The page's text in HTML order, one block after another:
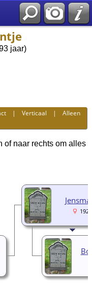
jaar)
|Verticaal |Alleen
of naar rechts om alles